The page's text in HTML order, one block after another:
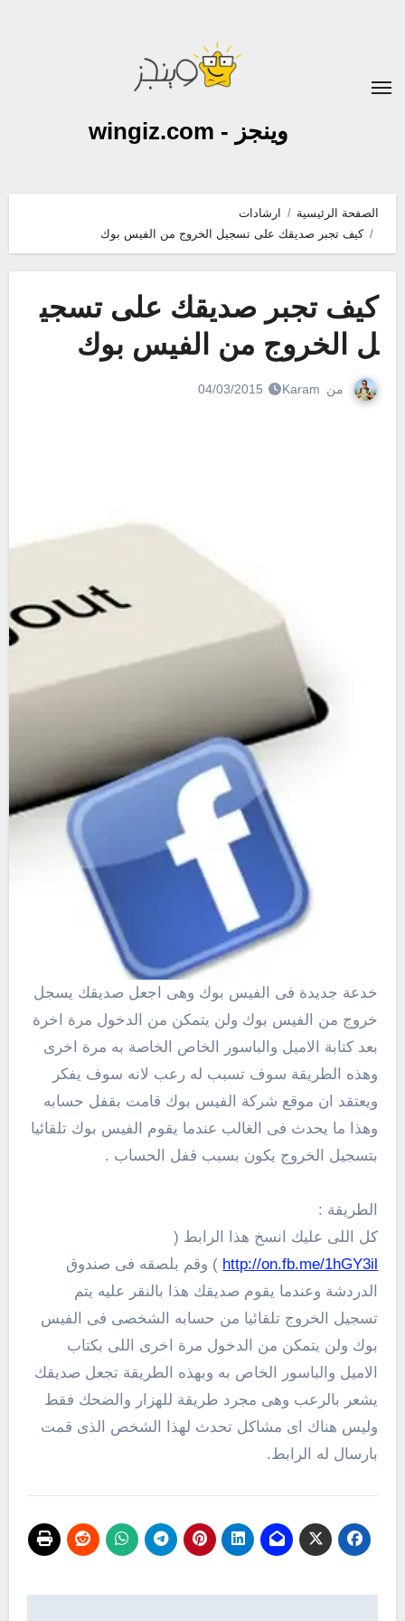
وينجز - wingiz.com
الصفحة الرئيسية
ارشادات
كيف تجبر صديقك على تسجيل الخروج من الفيس بوك
كيف تجبر صديقك على تسجي
ل الخروج من الفيس بوك
من Karam
04/03/2015
خدعة جديدة فى الفيس بوك وهى اجعل صديقك يسجل
خروج من الفيس بوك ولن يتمكن من الدخول مرة اخرة
بعد كتابة الاميل والباسور الخاص الخاصة به مرة اخرى
وهذه الطريقة سوف تسبب له رعب لانه سوف يفكر
ويعتقد ان موقع شركة الفيس بوك قامت بقفل حسابه
وهذا ما يحدث فى الغالب عندما يقوم الفيس بوك تلقائيا
بتسجيل الخروج يكون بسبب قفل الحساب .
الطريقة :
كل اللى عليك انسخ هذا الرابط (
http://on.fb.me/1hGY3il ) وقم بلصقه فى صندوق
الدردشة وعندما يقوم صديقك هذا بالنقر عليه يتم
تسجيل الخروج تلقائيا من حسابه الشخصى فى الفيس
بوك ولن يتمكن من الدخول مرة اخرى اللى بكتاب
الاميل والباسور الخاص به وبهذه الطريقة تجعل صديقك
يشعر بالرعب وهى مجرد طريقة للهزار والضحك فقط
وليس هناك اى مشاكل تحدث لهذا الشخص الذى قمت
بارسال له الرابط.